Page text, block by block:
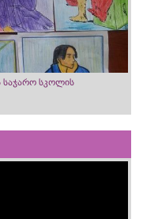
საჯარო სკოლის